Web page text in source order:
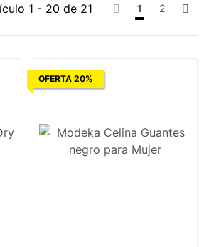
1 - 20 de 21 1 2
OFERTA 20%